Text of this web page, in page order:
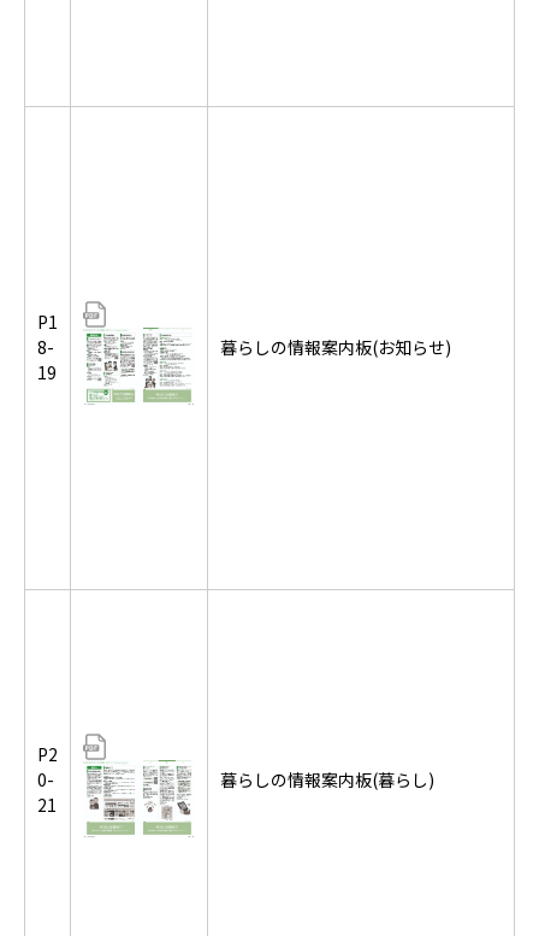
P1
8-
19
暮らしの情報案内板(お知らせ)
P2
0-
21
暮らしの情報案内板(暮らし)